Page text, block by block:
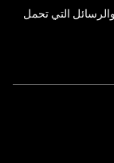
التي تحمل